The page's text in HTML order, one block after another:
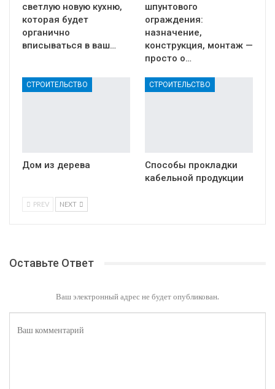
светлую новую кухню,
которая будет
органично
вписываться в ваш…
шпунтового
ограждения:
назначение,
конструкция, монтаж —
просто о…
СТРОИТЕЛЬСТВО
Дом из дерева
СТРОИТЕЛЬСТВО
Способы прокладки
кабельной продукции
PREV NEXT
Оставьте Ответ
Ваш электронный адрес не будет опубликован.